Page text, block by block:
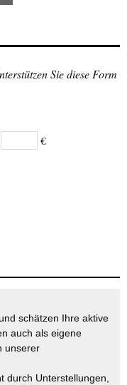
Sie diese Form
€
schätzen Ihre aktive
auch als eigene
unserer
durch Unterstellungen,